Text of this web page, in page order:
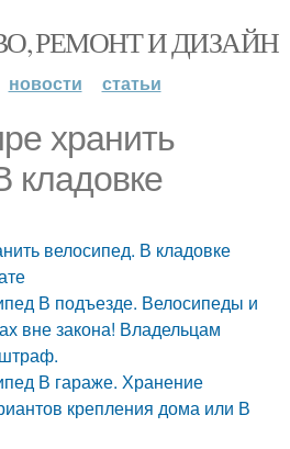
РЕМОНТ И ДИЗАЙН
новости статьи
хранить
кладовке
велосипед. В кладовке
В подъезде. Велосипеды и
вне закона! Владельцам
В гараже. Хранение
крепления дома или В